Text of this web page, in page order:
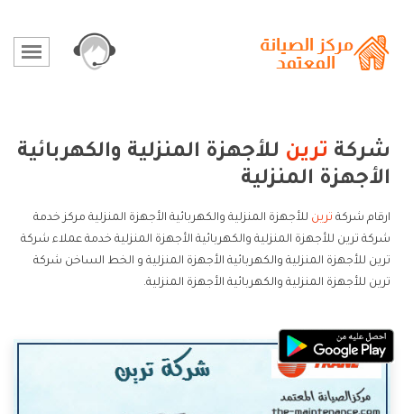
شركة ترين للأجهزة المنزلية والكهربائية
الأجهزة المنزلية
ارقام شركة ترين للأجهزة المنزلية والكهربائية الأجهزة المنزلية مركز خدمة
شركة ترين للأجهزة المنزلية والكهربائية الأجهزة المنزلية خدمة عملاء شركة
ترين للأجهزة المنزلية والكهربائية الأجهزة المنزلية و الخط الساخن شركة
ترين للأجهزة المنزلية والكهربائية الأجهزة المنزلية.